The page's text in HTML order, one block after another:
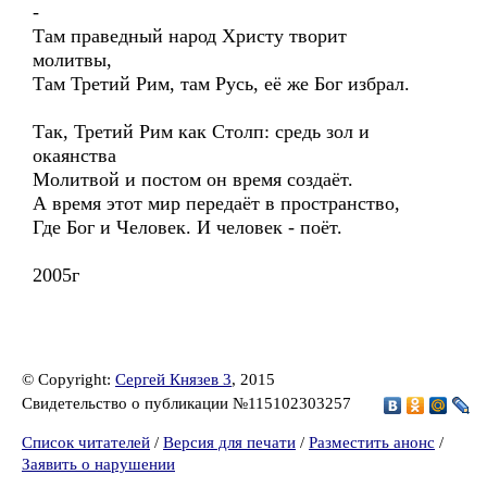
-
Там праведный народ Христу творит
молитвы,
Там Третий Рим, там Русь, её же Бог избрал.
Так, Третий Рим как Столп: средь зол и
окаянства
Молитвой и постом он время создаёт.
А время этот мир передаёт в пространство,
Где Бог и Человек. И человек - поёт.
2005г
© Copyright: Сергей Князев 3, 2015
Свидетельство о публикации №115102303257
Список читателей / Версия для печати / Разместить анонс /
Заявить о нарушении